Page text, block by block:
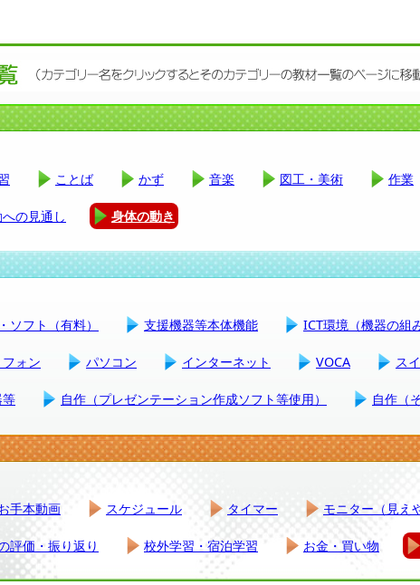
ことば かず 音楽 図工・美術 作業
の見通し 身体の動き
ソフト（有料） 支援機器等本体機能 ICT環境（機器の組
ォン パソコン インターネット VOCA ス
等 自作（プレゼンテーション作成ソフト等使用） 自作（
手本動画 スケジュール タイマー モニター（見え
評価・振り返り 校外学習・宿泊学習 お金・買い物